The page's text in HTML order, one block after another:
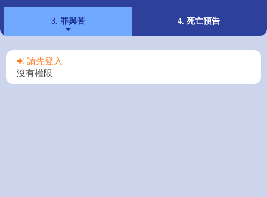
3. 罪與苦 4. 死亡預告
請先登入
沒有權限